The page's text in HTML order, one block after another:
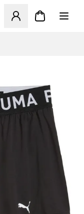
en Modal til at